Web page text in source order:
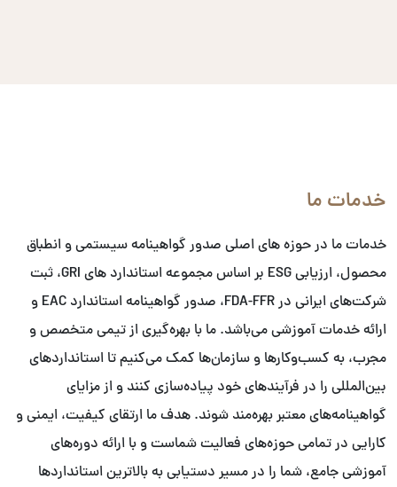
خدمات ما
خدمات ما در حوزه های اصلی صدور گواهینامه سیستمی و انطباق
محصول، ارزیابی ESG بر اساس مجموعه استاندارد های GRI، ثبت
شرکت‌های ایرانی در FDA-FFR، صدور گواهینامه استاندارد EAC و
ارائه خدمات آموزشی می‌باشد. ما با بهره‌گیری از تیمی متخصص و
مجرب، به کسب‌وکارها و سازمان‌ها کمک می‌کنیم تا استانداردهای
بین‌المللی را در فرآیندهای خود پیاده‌سازی کنند و از مزایای
گواهینامه‌های معتبر بهره‌مند شوند. هدف ما ارتقای کیفیت، ایمنی و
کارایی در تمامی حوزه‌های فعالیت شماست و با ارائه دوره‌های
آموزشی جامع، شما را در مسیر دستیابی به بالاترین استانداردها